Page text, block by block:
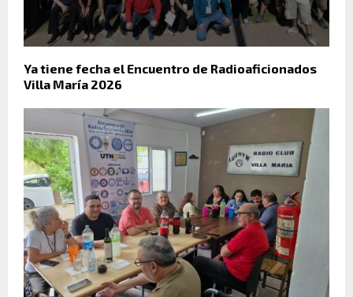
Ya tiene fecha el Encuentro de Radioaficionados
Villa María 2026